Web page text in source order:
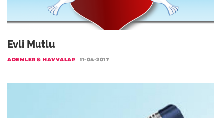
Evli Mutlu
ADEMLER & HAVVALAR 11-04-2017